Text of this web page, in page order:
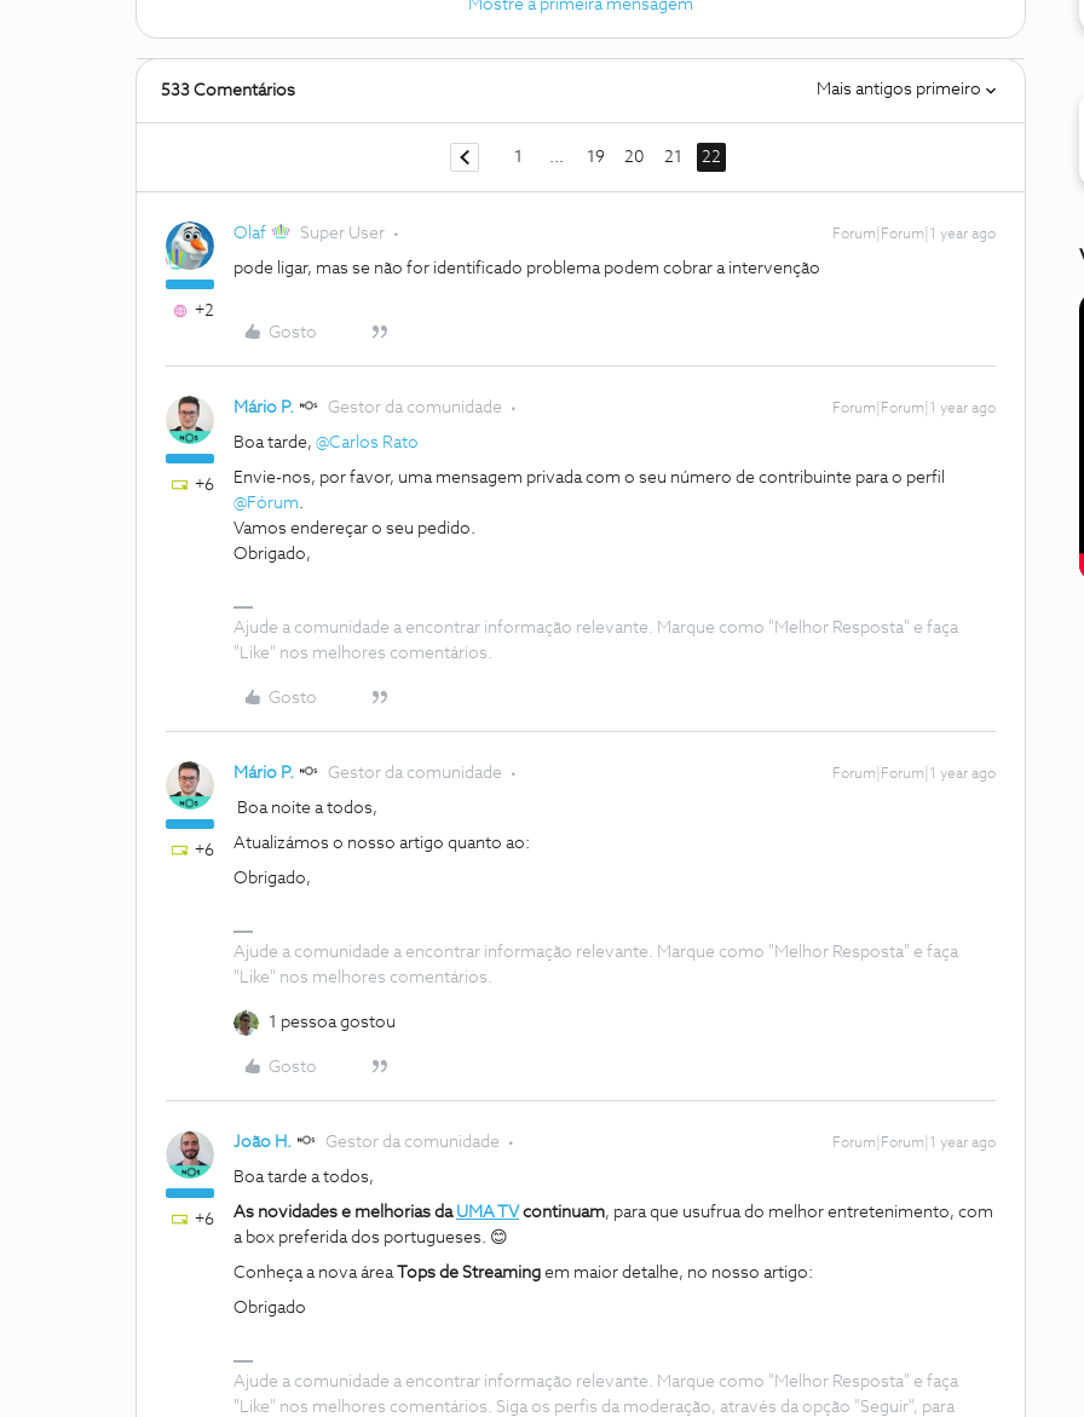
Mostre a primeira mensagem
533 Comentários Mais antigos primeiro
1 19 20 21 22
+2
Olaf Super User Forum|Forum|1 year ago
pode ligar, mas se não for identificado problema podem cobrar a intervenção
Gosto
+6
Mário P. Gestor da comunidade Forum|Forum|1 year ago
Boa tarde, ​ @Carlos Rato
Envie-nos, por favor, uma mensagem privada com o seu número de contribuinte para o perfil ​
@Fórum
Vamos endereçar o seu pedido.
Obrigado,
Ajude a comunidade a encontrar informação relevante. Marque como "Melhor Resposta" e faça
"Like" nos melhores comentários.
Gosto
+6
Mário P. Gestor da comunidade Forum|Forum|1 year ago
Boa noite a todos,
Atualizámos o nosso artigo quanto ao:
Obrigado,
Ajude a comunidade a encontrar informação relevante. Marque como "Melhor Resposta" e faça
"Like" nos melhores comentários.
1 pessoa gostou
Gosto
+6
João H. Gestor da comunidade Forum|Forum|1 year ago
Boa tarde a todos,
As novidades e melhorias da UMA TVcontinuam, para que usufrua do melhor entretenimento, com
a box preferida dos portugueses. 😊
Conheça a nova área Tops de Streaming em maior detalhe, no nosso artigo:
Obrigado
Ajude a comunidade a encontrar informação relevante. Marque como "Melhor Resposta" e faça
"Like" nos melhores comentários. Siga os perfis da moderação, através da opção "Seguir", para